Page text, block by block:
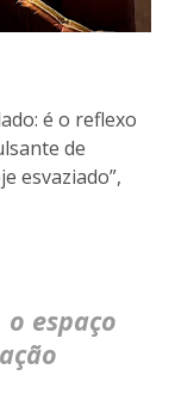
é o reflexo
de
esvaziado”,
espaço